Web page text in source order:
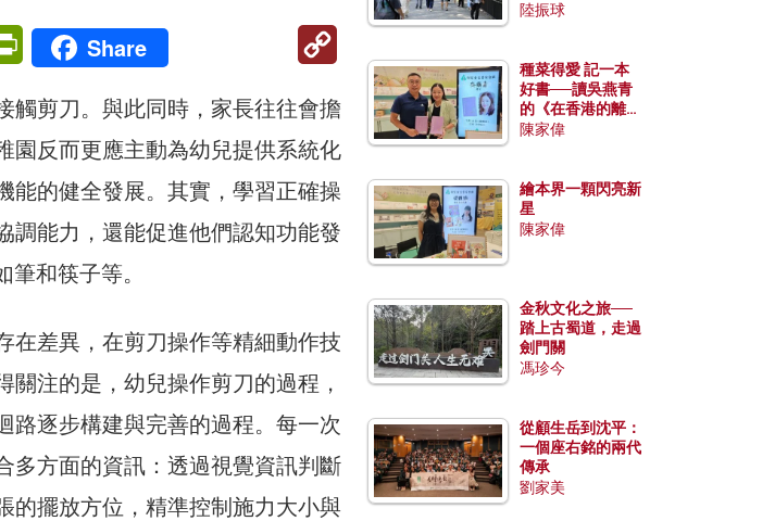
PrintFriendly
Share
Copy
觸剪刀。與此同時，家長往往會擔
園反而更應主動為幼兒提供系統化
能的健全發展。其實，學習正確操
調能力，還能促進他們認知功能發
和筷子等。
在差異，在剪刀操作等精細動作技
注的是，幼兒操作剪刀的過程，
路逐步構建與完善的過程。每一次
多方面的資訊：透過視覺資訊判斷
的擺放方位，精準控制施力大小與
陸振球
種菜得愛 記一本
好書──讀吳燕青
的《在香港的離島
種菜》
陳家偉
繪本界一顆閃亮新
星
陳家偉
金秋文化之旅──
踏上古蜀道，走過
劍門關
馮珍今
從顧生岳到沈平：
一個座右銘的兩代
傳承
劉家美